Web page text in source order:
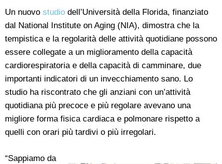
Un nuovo studio dell’Università della Florida, finanziato
dal National Institute on Aging (NIA), dimostra che la
tempistica e la regolarità delle attività quotidiane possono
essere collegate a un miglioramento della capacità
cardiorespiratoria e della capacità di camminare, due
importanti indicatori di un invecchiamento sano. Lo
studio ha riscontrato che gli anziani con un’attività
quotidiana più precoce e più regolare avevano una
migliore forma fisica cardiaca e polmonare rispetto a
quelli con orari più tardivi o più irregolari.
“Sappiamo da